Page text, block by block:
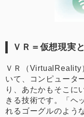
ＶＲ＝仮想現実
ＶＲ（VirtualReality
いて、コンピュータ
り、あたかもそこに
きる技術です。「ヘ
れるゴーグルのよう